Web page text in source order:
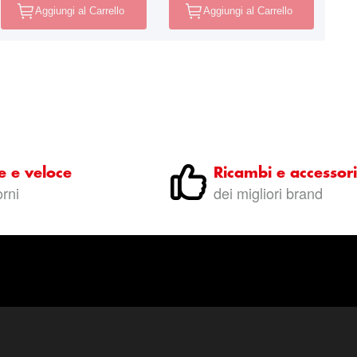
Aggiungi al Carrello Aggiungi al Carrello
e veloce Ricambi e accessori
dei migliori brand